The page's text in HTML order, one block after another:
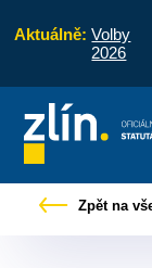
Aktuálně: Volby
2026
vyřídit
Zpět na